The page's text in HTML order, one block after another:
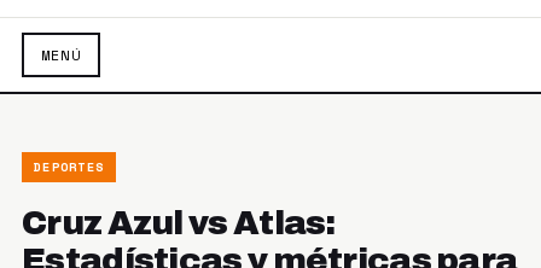
MENÚ
DEPORTES
Cruz Azul vs Atlas:
Estadísticas y métricas para